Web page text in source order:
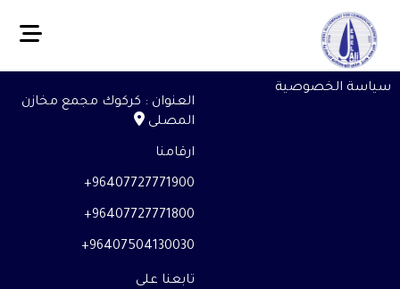
سياسة الخصوصية
العنوان : كركوك مجمع مخازن
المصلى
ارقامنا
96407727771900+
96407727771800+
96407504130030+
تابعنا على